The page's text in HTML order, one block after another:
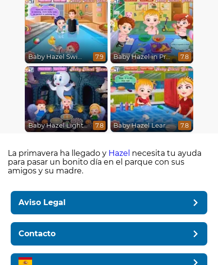
Baby Hazel Swimming 7.9 Baby Hazel in Preschool 7.8
Baby Hazel Lighthouse Adventure 7.8 Baby Hazel Learns Colors 7.8
La primavera ha llegado y Hazel necesita tu ayuda
para pasar un bonito día en el parque con sus
amigos y su madre.
Aviso Legal
Contacto